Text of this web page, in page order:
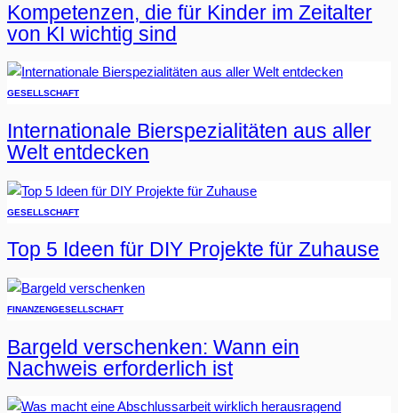
Kompetenzen, die für Kinder im Zeitalter
von KI wichtig sind
GESELLSCHAFT
Internationale Bierspezialitäten aus aller
Welt entdecken
GESELLSCHAFT
Top 5 Ideen für DIY Projekte für Zuhause
FINANZENGESELLSCHAFT
Bargeld verschenken: Wann ein
Nachweis erforderlich ist